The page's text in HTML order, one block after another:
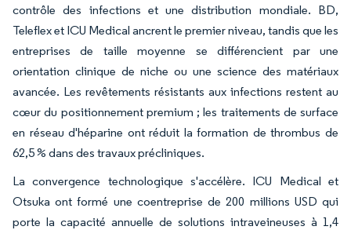
contrôle des infections et une distribution mondiale. BD,
Teleflex et ICU Medical ancrent le premier niveau, tandis que les
entreprises de taille moyenne se différencient par une
orientation clinique de niche ou une science des matériaux
avancée. Les revêtements résistants aux infections restent au
cœur du positionnement premium ; les traitements de surface
en réseau d'héparine ont réduit la formation de thrombus de
62,5 % dans des travaux précliniques.
La convergence technologique s'accélère. ICU Medical et
Otsuka ont formé une coentreprise de 200 millions USD qui
porte la capacité annuelle de solutions intraveineuses à 1,4